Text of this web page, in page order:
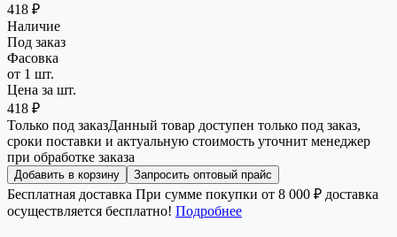
418 ₽
Наличие
Под заказ
Фасовка
от 1 шт.
Цена за шт.
418 ₽
Только под заказДанный товар доступен только под заказ,
сроки поставки и актуальную стоимость уточнит менеджер
при обработке заказа
Добавить в корзину Запросить оптовый прайс
Бесплатная доставка При сумме покупки от 8 000 ₽ доставка
осуществляется бесплатно! Подробнее